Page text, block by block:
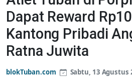
Dapat Reward
Kantong Pribadi
Ratna Juwita
blokTuban.com Sabtu, 13 Agustus